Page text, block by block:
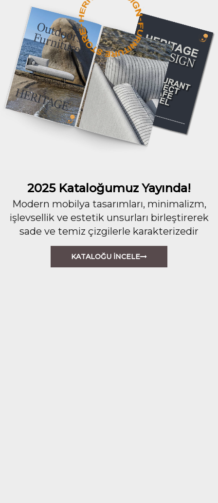
2025 Kataloğumuz Yayında!
Modern mobilya tasarımları, minimalizm,
işlevsellik ve estetik unsurları birleştirerek
sade ve temiz çizgilerle karakterizedir
KATALOĞU İNCELE